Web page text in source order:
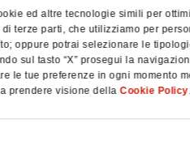
ed altre tecnologie simili per
terze parti, che utilizziamo per
oppure potrai selezionare le
sul tasto “X” prosegui la
le tue preferenze in ogni momento
prendere visione dellaCookie Policy